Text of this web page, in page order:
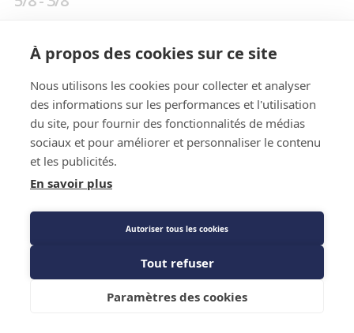
Prix public
73,74 €TTC/SACHET
Caractéristiques techniques
Caractéristiques techniques
Ajouter au panier
À propos des cookies sur ce site
Nous utilisons les cookies pour collecter et analyser
des informations sur les performances et l'utilisation
du site, pour fournir des fonctionnalités de médias
sociaux et pour améliorer et personnaliser le contenu
et les publicités.
En savoir plus
Autoriser tous les cookies
Tout refuser
Paramètres des cookies